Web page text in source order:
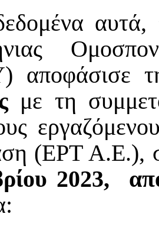
αυτά,
αποφάσισε
με τη
(ΕΡΤ Α.Ε.),
2023,